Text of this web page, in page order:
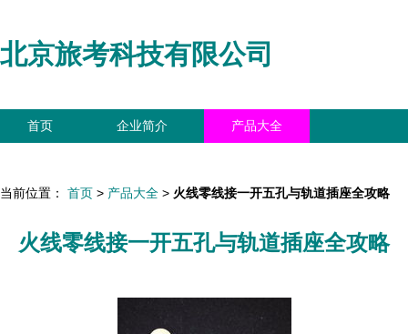
北京旅考科技有限公司
首页 企业简介 产品大全
当前位置： 首页 > 产品大全 > 火线零线接一开五孔与轨道插座全攻略
火线零线接一开五孔与轨道插座全攻略